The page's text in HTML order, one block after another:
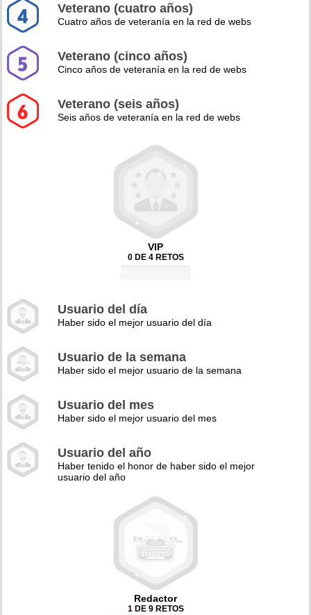
Veterano (cuatro años)
Cuatro años de veteranía en la red de webs
Veterano (cinco años)
Cinco años de veteranía en la red de webs
Veterano (seis años)
Seis años de veteranía en la red de webs
VIP
0 DE 4 RETOS
Usuario del día
Haber sido el mejor usuario del día
Usuario de la semana
Haber sido el mejor usuario de la semana
Usuario del mes
Haber sido el mejor usuario del mes
Usuario del año
Haber tenido el honor de haber sido el mejor
usuario del año
Redactor
1 DE 9 RETOS